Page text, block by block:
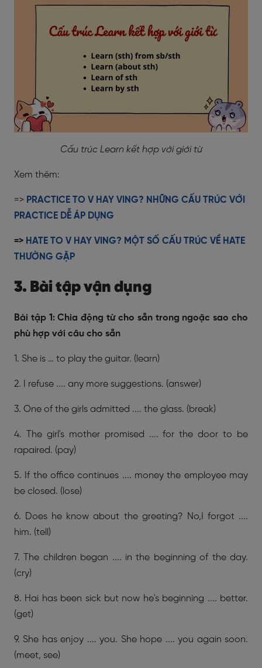
Cấu trúc Learn kết hợp với giới từ
Xem thêm:
=> PRACTICE TO V HAY VING? NHỮNG CẤU TRÚC VỚI
PRACTICE DỄ ÁP DỤNG
=> HATE TO V HAY VING? MỘT SỐ CẤU TRÚC VỀ HATE
THƯỜNG GẶP
3. Bài tập vận dụng
Bài tập 1: Chia động từ cho sẵn trong ngoặc sao cho
phù hợp với câu cho sẵn
1. She is … to play the guitar. (learn)
2. I refuse .... any more suggestions. (answer)
3. One of the girls admitted .... the glass. (break)
4. The girl's mother promised .... for the door to be
rapaired. (pay)
5. If the office continues .... money the employee may
be closed. (lose)
6. Does he know about the greeting? No,I forgot ....
him. (tell)
7. The children began .... in the beginning of the day.
(cry)
8. Hai has been sick but now he's beginning .... better.
(get)
9. She has enjoy .... you. She hope .... you again soon.
(meet, see)